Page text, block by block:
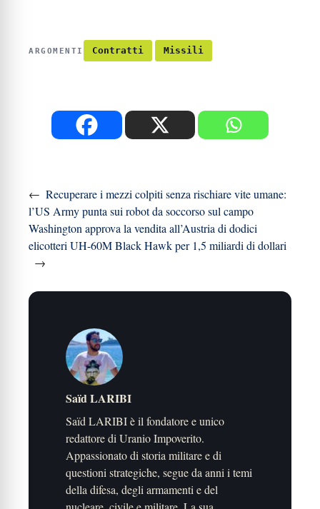
ARGOMENTI Contratti Missili
← Recuperare i mezzi colpiti senza rischiare vite umane:
l’US Army punta sui robot da soccorso sul campo
Washington approva la vendita all’Austria di dodici
elicotteri UH-60M Black Hawk per 1,5 miliardi di dollari
→
Saïd LARIBI
Saïd LARIBI è il fondatore e unico
redattore di Uranio Impoverito.
Appassionato di storia militare e di
questioni strategiche, segue da anni i temi
della difesa, degli armamenti e del